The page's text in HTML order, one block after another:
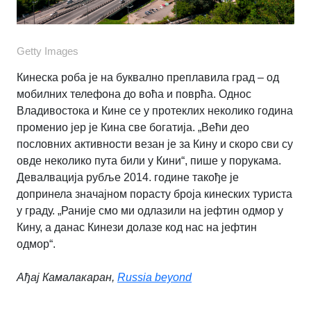
Getty Images
Кинеска роба је на буквално преплавила град – од
мобилних телефона до воћа и поврћа. Однос
Владивостока и Кине се у протеклих неколико година
променио јер је Кина све богатија. „Већи део
пословних активности везан је за Кину и скоро сви су
овде неколико пута били у Кини“, пише у порукама.
Девалвација рубље 2014. године такође је
допринела значајном порасту броја кинеских туриста
у граду. „Раније смо ми одлазили на јефтин одмор у
Кину, а данас Кинези долазе код нас на јефтин
одмор“.
Ађај Камалакаран, Russia beyond